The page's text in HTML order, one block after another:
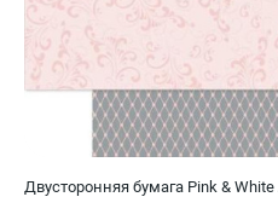
Двусторонняя бумага Pink &